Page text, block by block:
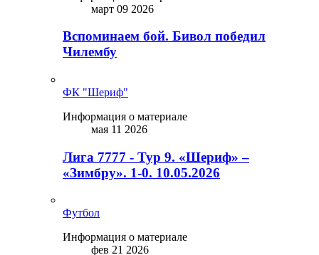
март 09 2026
Вспоминаем бой. Бивол победил
Чилембу
ФК "Шериф"
Информация о материале
мая 11 2026
Лига 7777 - Тур 9. «Шериф» –
«Зимбру». 1-0. 10.05.2026
Футбол
Информация о материале
фев 21 2026